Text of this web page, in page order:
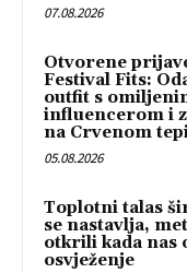
07.08.2026
Otvorene
Festival Fits:
outfit s
influencerom i
na Crvenom
05.08.2026
Toplotni talas
se nastavlja,
otkrili kada nas
osvježenje